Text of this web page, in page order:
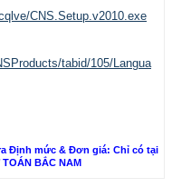
CNS.Setup.v2010.exe
tabid/105/Langua
Định mức & Đơn giá: Chỉ có tại
TOÁN BẮC NAM